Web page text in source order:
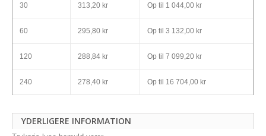
30 313,20 kr Op til 1 044,00 kr
60 295,80 kr Op til 3 132,00 kr
120 288,84 kr Op til 7 099,20 kr
240 278,40 kr Op til 16 704,00 kr
YDERLIGERE INFORMATION